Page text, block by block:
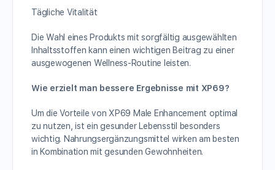
Tägliche Vitalität
Die Wahl eines Produkts mit sorgfältig ausgewählten
Inhaltsstoffen kann einen wichtigen Beitrag zu einer
ausgewogenen Wellness-Routine leisten.
Wie erzielt man bessere Ergebnisse mit XP69?
Um die Vorteile von XP69 Male Enhancement optimal
zu nutzen, ist ein gesunder Lebensstil besonders
wichtig. Nahrungsergänzungsmittel wirken am besten
in Kombination mit gesunden Gewohnheiten.